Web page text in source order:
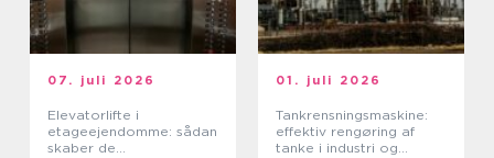
07. juli 2026
Elevatorlifte i
etageejendomme: sådan
skaber de
01. juli 2026
Tankrensningsmaskine:
effektiv rengøring af
tanke i industri og